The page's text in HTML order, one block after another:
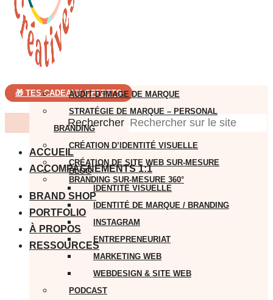
🎁 TES CADEAUX OFFERTS
Rechercher
ACCUEIL
ACCOMPAGNEMENTS 1:1
AUDIT D’IMAGE DE MARQUE
STRATÉGIE DE MARQUE – PERSONAL
BRANDING
CRÉATION D’IDENTITÉ VISUELLE
CRÉATION DE SITE WEB SUR-MESURE
BRANDING SUR-MESURE 360°
BRAND SHOP
PORTFOLIO
À PROPOS
RESSOURCES
BLOG
IDENTITÉ VISUELLE
IDENTITÉ DE MARQUE / BRANDING
INSTAGRAM
ENTREPRENEURIAT
MARKETING WEB
WEBDESIGN & SITE WEB
PODCAST